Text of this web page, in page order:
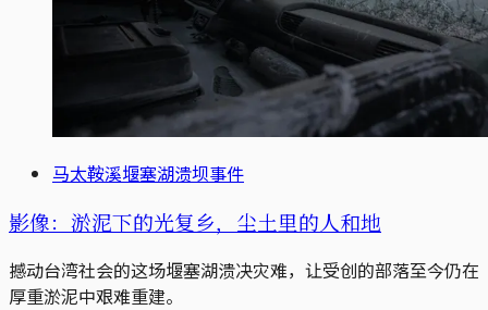
马太鞍溪堰塞湖溃坝事件
影像：淤泥下的光复乡，尘土里的人和地
撼动台湾社会的这场堰塞湖溃决灾难，让受创的部落至今仍在
厚重淤泥中艰难重建。